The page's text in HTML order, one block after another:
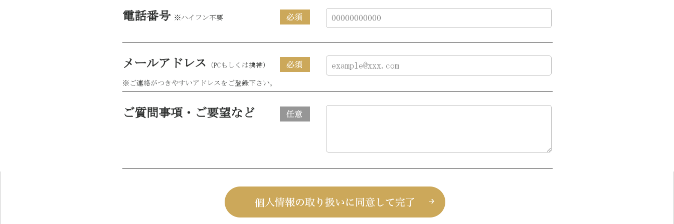
電話番号 ※ハイフン不要
メールアドレス （PCもしくは携帯）
※ご連絡がつきやすいアドレスをご登録下さい。
ご質問事項・ご要望など